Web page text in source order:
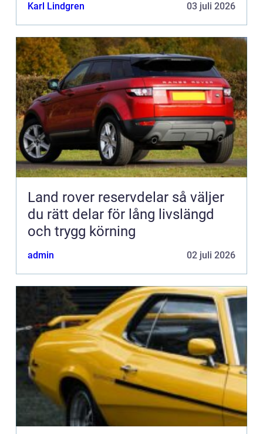
Karl Lindgren 03 juli 2026
Land rover reservdelar så väljer
du rätt delar för lång livslängd
och trygg körning
admin 02 juli 2026